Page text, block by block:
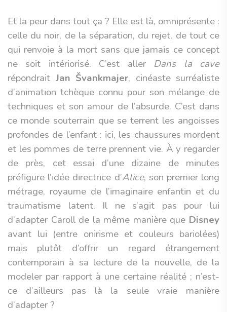
Et la peur dans tout ça ? Elle est là, omniprésente :
celle du noir, de la séparation, du rejet, de tout ce
qui renvoie à la mort sans que jamais ce concept
ne soit intériorisé. C’est aller Dans la cave
répondrait Jan Švankmajer, cinéaste surréaliste
d’animation tchèque connu pour son mélange de
techniques et son amour de l’absurde. C’est dans
ce monde souterrain que se terrent les angoisses
profondes de l’enfant : ici, les chaussures mordent
et les pommes de terre prennent vie. À y regarder
de près, cet essai d’une dizaine de minutes
préfigure l’idée directrice d’Alice, son premier long
métrage, royaume de l’imaginaire enfantin et du
traumatisme latent. Il ne s’agit pas pour lui
d’adapter Caroll de la même manière que Disney
avant lui (entre onirisme et couleurs bariolées)
mais plutôt d’offrir un regard étrangement
contemporain à sa lecture de la nouvelle, de la
modeler par rapport à une certaine réalité ; n’est-
ce d’ailleurs pas là la seule vraie manière
d’adapter ?